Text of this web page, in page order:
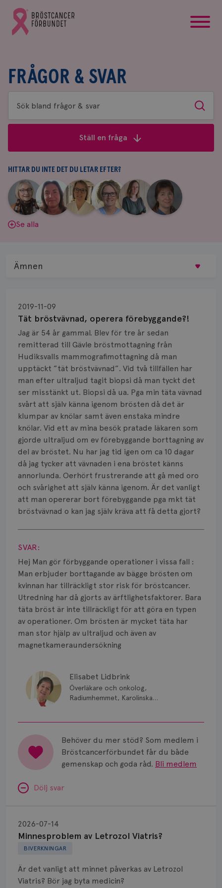
Gå
till
Bröstcancerförbundets
FRÅGOR & SVAR
Sök
bland
&
svar
Sök
Ställ en fråga
HITTAR DU INTE DET DU LETAR EFTER?
Aina
Johnsson
|
Anne
Andersson
Fredrika
Killander
|
Jeanette
Bäcklund
|
Maria
Edegran
|
Yvette
Andersson
Se alla
Tät bröstvävnad, operera förebyggande?!
2019-11-09
Jag är 54 år gammal. Blev för tre år sedan
remitterad till Gävle bröstmottagning från
Hudiksvalls mammografimottagning då man
upptäckt ”tät bröstvävnad”. Vid två tillfällen har
man efter ultraljud tagit biopsi då man tyckt det
ser misstänkt ut. Biopsi då ua. Pga min täta vävnad
svårt att själv känna igenom brösten då det är
klumpar av knölar samt även enstaka mindre
knölar. Vid ett av mina besök pratade läkaren som
gjorde ultraljud om ev förebyggande borttagning av
del av bröstet. Nu har jag tid igen om ca 10 dagar
då jag tycker att vävnaden i ena bröstet känns
annorlunda. Oerhört frustrerande att gå med oro
och svårighet att själv känna igenom. Är det vanligt
att man opererar bort förebyggande pga mkt tät
bröstvävnad o kan jag själv kräva att få detta gjort?
Visa svar
SVAR:
Hej Man gör förbyggande operationer i vissa fall :
Man erbjuder borttagande av bägge brösten om
kvinnan har tillräckligt stor risk för bröstcancer.
Utredning har då gjorts av ärftlighetsfaktorer. Bara
täta bröst är inte tillräckligt för att göra en typen
av operationer. Om brösten är mycket täta har
man stor hjälp av ultraljud och även av
magnetkameraundersökning
Elisabet Lidbrink
Överläkare och onkolog,
Radiumhemmet, Karolinska
Behöver du mer stöd? Som medlem i
Bröstcancerförbundet får du både
gemenskap och goda råd. Bli medlem
Dölj svar
BIVERKNINGAR
Minnesproblem av Letrozol Viatris?
2026-07-14
Är det vanligt att minnet påverkas av Letrozol
Viatris? Bör jag byta medicin?
Letrozol
Viatris?
Ämnen
Biopsi
Biverkningar
Bröstvårta
Knöl
Läkemedel
Typ av bröstcancer
Smärta
Prognos
Risker
Spridd bröstcancer
Strålning